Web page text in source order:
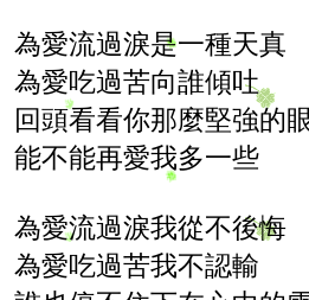
為愛流過淚是一種天真
為愛吃過苦向誰傾吐
回頭看看你那麼堅強的
能不能再愛我多一些
為愛流過淚我從不後悔
為愛吃過苦我不認輸